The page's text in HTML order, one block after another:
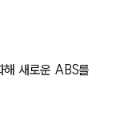
해 새로운 ABS를